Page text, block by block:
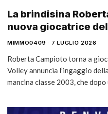
La brindisina
nuova giocatrice
MIMMO0409 7 LUGLIO 2026
Roberta Campioto torna a
Volley annuncia l’ingaggio
mancina classe 2003, che